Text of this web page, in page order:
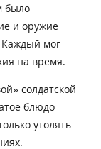
было
и оружие
мог
на время.
солдатской
блюдо
утолять